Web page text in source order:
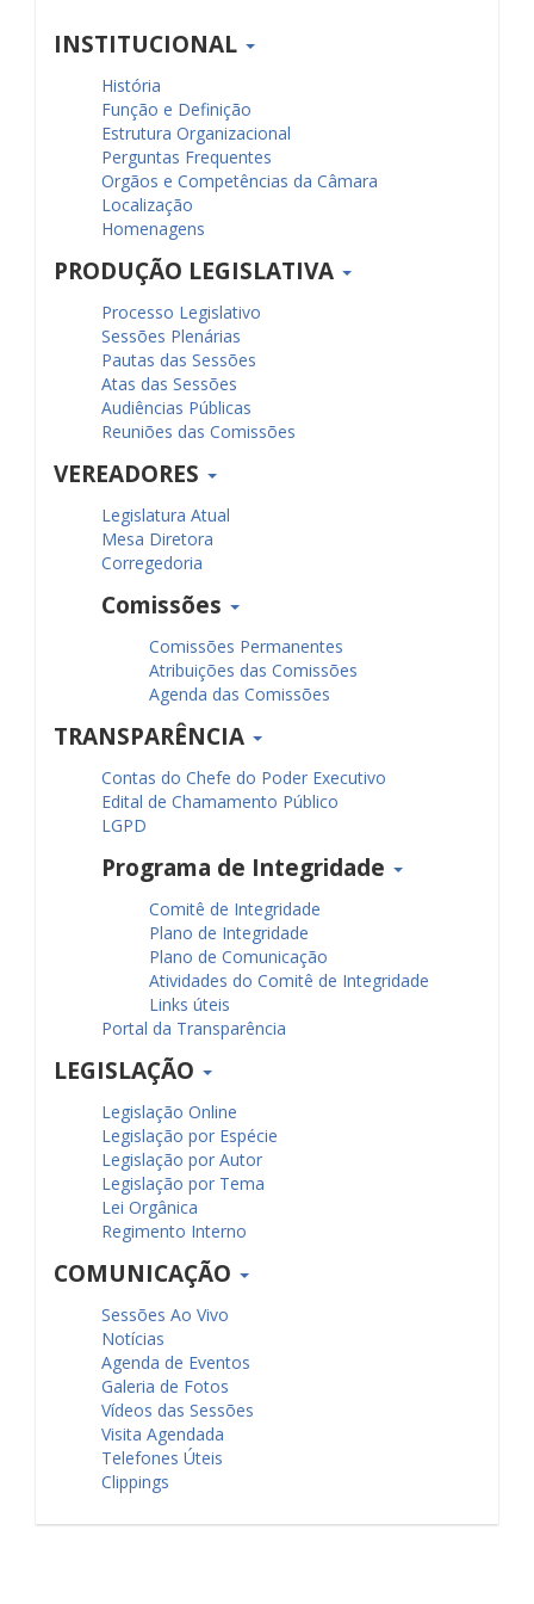
INSTITUCIONAL
História
Função e Definição
Estrutura Organizacional
Perguntas Frequentes
Orgãos e Competências da Câmara
Localização
Homenagens
PRODUÇÃO LEGISLATIVA
Processo Legislativo
Sessões Plenárias
Pautas das Sessões
Atas das Sessões
Audiências Públicas
Reuniões das Comissões
VEREADORES
Legislatura Atual
Mesa Diretora
Corregedoria
Comissões
Comissões Permanentes
Atribuições das Comissões
Agenda das Comissões
TRANSPARÊNCIA
Contas do Chefe do Poder Executivo
Edital de Chamamento Público
LGPD
Programa de Integridade
Comitê de Integridade
Plano de Integridade
Plano de Comunicação
Atividades do Comitê de Integridade
Links úteis
Portal da Transparência
LEGISLAÇÃO
Legislação Online
Legislação por Espécie
Legislação por Autor
Legislação por Tema
Lei Orgânica
Regimento Interno
COMUNICAÇÃO
Sessões Ao Vivo
Notícias
Agenda de Eventos
Galeria de Fotos
Vídeos das Sessões
Visita Agendada
Telefones Úteis
Clippings